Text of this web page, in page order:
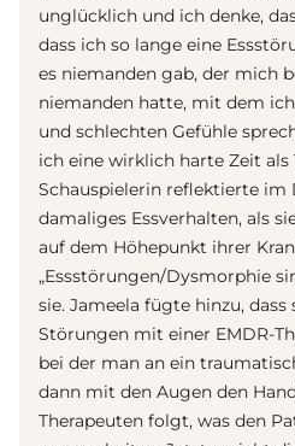
unglücklich und ich denke,
dass ich so lange eine
es niemanden gab, der mich
niemanden hatte, mit dem
und schlechten Gefühle
ich eine wirklich harte Zeit als
Schauspielerin reflektierte im
damaliges Essverhalten, als
auf dem Höhepunkt ihrer
„Essstörungen/Dysmorphie
sie. Jameela fügte hinzu,
Störungen mit einer EMDR-
bei der man an ein
dann mit den Augen den
Therapeuten folgt, was den